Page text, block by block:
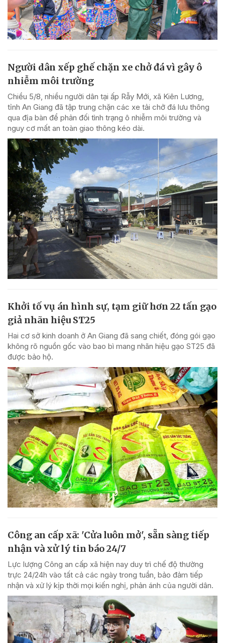
Người dân xếp ghế chặn xe chở đá vì gây ô
nhiễm môi trường
Chiều 5/8, nhiều người dân tại ấp Rẫy Mới, xã Kiên Lương,
tỉnh An Giang đã tập trung chặn các xe tải chở đá lưu thông
qua địa bàn để phản đối tình trạng ô nhiễm môi trường và
nguy cơ mất an toàn giao thông kéo dài.
Khởi tố vụ án hình sự, tạm giữ hơn 22 tấn gạo
giả nhãn hiệu ST25
Hai cơ sở kinh doanh ở An Giang đã sang chiết, đóng gói gạo
không rõ nguồn gốc vào bao bì mang nhãn hiệu gạo ST25 đã
được bảo hộ.
Công an cấp xã: 'Cửa luôn mở', sẵn sàng tiếp
nhận và xử lý tin báo 24/7
Lực lượng Công an cấp xã hiện nay duy trì chế độ thường
trực 24/24h vào tất cả các ngày trong tuần, bảo đảm tiếp
nhận và xử lý kịp thời mọi kiến nghị, phản ánh của người dân.